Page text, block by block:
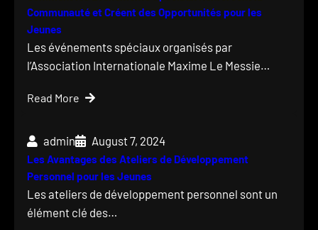
Communauté et Créent des Opportunités pour les
Jeunes
Les événements spéciaux organisés par
l’Association Internationale Maxime Le Messie…
Read More
admin August 7, 2024
Les Avantages des Ateliers de Développement
Personnel pour les Jeunes
Les ateliers de développement personnel sont un
élément clé des…